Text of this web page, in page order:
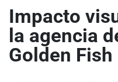
Impacto
la agencia
Golden Fish